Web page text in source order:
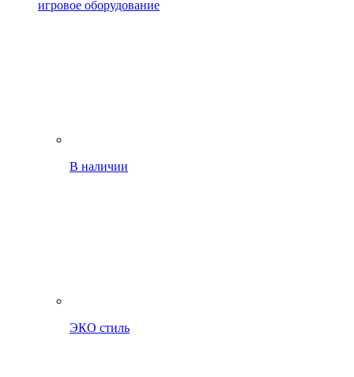
игровое оборудование
В наличии
ЭКО стиль